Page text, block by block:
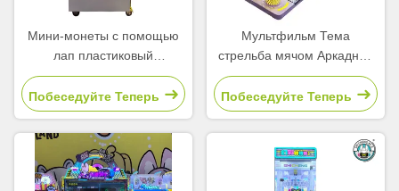
Мини-монеты с помощью
лап пластиковый
симулятор лап детская
аркада
Побеседуйте Теперь
Мультфильм Тема
стрельба мячом Аркадная
игра Монета для детского
парка
Побеседуйте Теперь